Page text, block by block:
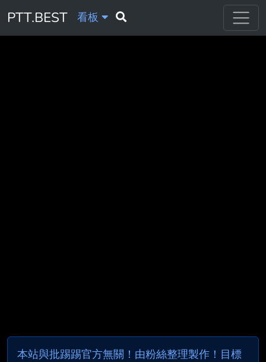
PTT.BEST 看板
本站與批踢踢官方無關！由粉絲整理製作！目標